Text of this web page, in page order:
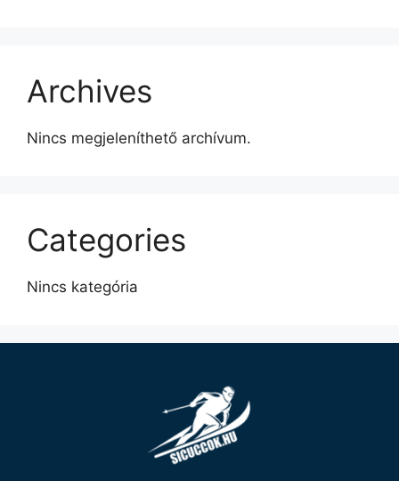
Archives
Nincs megjeleníthető archívum.
Categories
Nincs kategória